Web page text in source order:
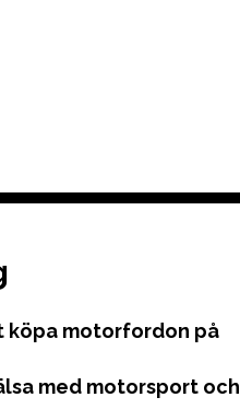
köpa motorfordon på
med motorsport och